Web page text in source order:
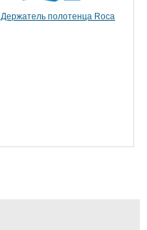
Держатель полотенца Roca